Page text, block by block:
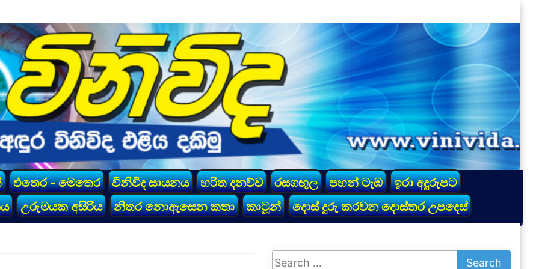
එතෙර - මෙතෙර විනිවිද සායනය හරිත දනව්ව රසගඟුල පහන් ටැඹ
ඉරා අදුරුපට
උරුමයක අසිරිය නිතර නොඇසෙන කතා කාටූන් දොස් දුරු කරවන දොස්තර උපදෙස්